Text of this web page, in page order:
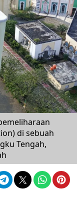
di sebuah
Tengah,